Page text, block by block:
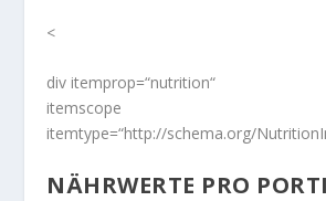
<
div itemprop=“nutrition“
itemscope
itemtype=“http://schema.org/
NÄHRWERTE PRO